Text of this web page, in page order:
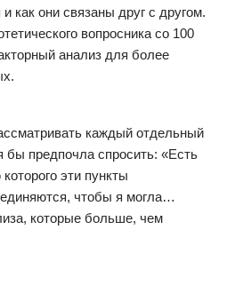
как они связаны друг с другом.
вопросника со 100
анализ для более
каждый отдельный
бы предпочла спросить: «Есть
эти пункты
чтобы я могла…
которые больше, чем